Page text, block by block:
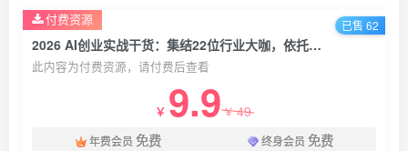
2026 AI创业实战干货：集结22位行业大咖，依托真实落地案例掌握AI落地变现*逻辑
此内容为付费资源，请付费后查看
￥ 9.9￥49
年费会员 免费 终身会员 免费
付费资源 已售 62